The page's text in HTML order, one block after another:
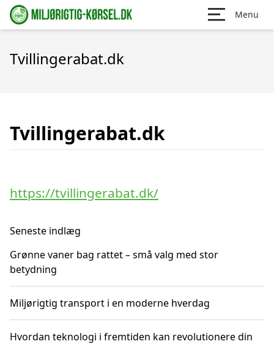
Menu
Tvillingerabat.dk
Tvillingerabat.dk
https://tvillingerabat.dk/
Seneste indlæg
Grønne vaner bag rattet – små valg med stor
betydning
Miljørigtig transport i en moderne hverdag
Hvordan teknologi i fremtiden kan revolutionere din